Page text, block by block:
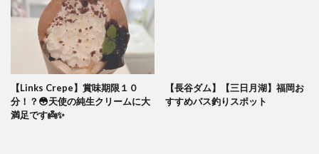
【Links Crepe】賞味期限１０
分！？😳天使の純生クリームに大
満足です👼✨
【長谷ダム】【三日月湖】福岡お
すすめバス釣りスポット